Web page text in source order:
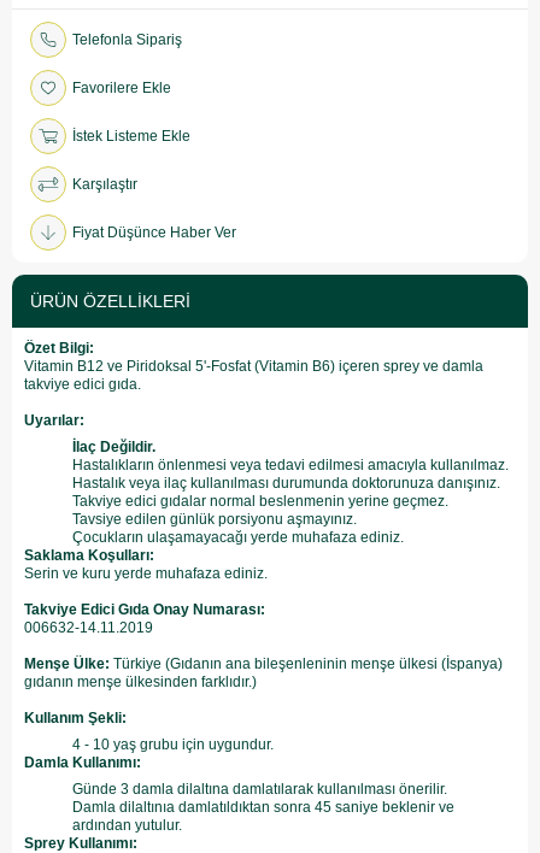
Telefonla Sipariş
Favorilere Ekle
İstek Listeme Ekle
Karşılaştır
Fiyat Düşünce Haber Ver
ÜRÜN ÖZELLIKLERI
Özet Bilgi:
Vitamin B12 ve Piridoksal 5'-Fosfat (Vitamin B6) içeren sprey ve damla
takviye edici gıda.
Uyarılar:
İlaç Değildir.
Hastalıkların önlenmesi veya tedavi edilmesi amacıyla kullanılmaz.
Hastalık veya ilaç kullanılması durumunda doktorunuza danışınız.
Takviye edici gıdalar normal beslenmenin yerine geçmez.
Tavsiye edilen günlük porsiyonu aşmayınız.
Çocukların ulaşamayacağı yerde muhafaza ediniz.
Saklama Koşulları:
Serin ve kuru yerde muhafaza ediniz.
Takviye Edici Gıda Onay Numarası:
006632-14.11.2019
Menşe Ülke: Türkiye (Gıdanın ana bileşenleninin menşe ülkesi (İspanya)
gıdanın menşe ülkesinden farklıdır.)
Kullanım Şekli:
4 - 10 yaş grubu için uygundur.
Damla Kullanımı:
Günde 3 damla dilaltına damlatılarak kullanılması önerilir.
Damla dilaltınıa damlatıldıktan sonra 45 saniye beklenir ve
ardından yutulur.
Sprey Kullanımı: